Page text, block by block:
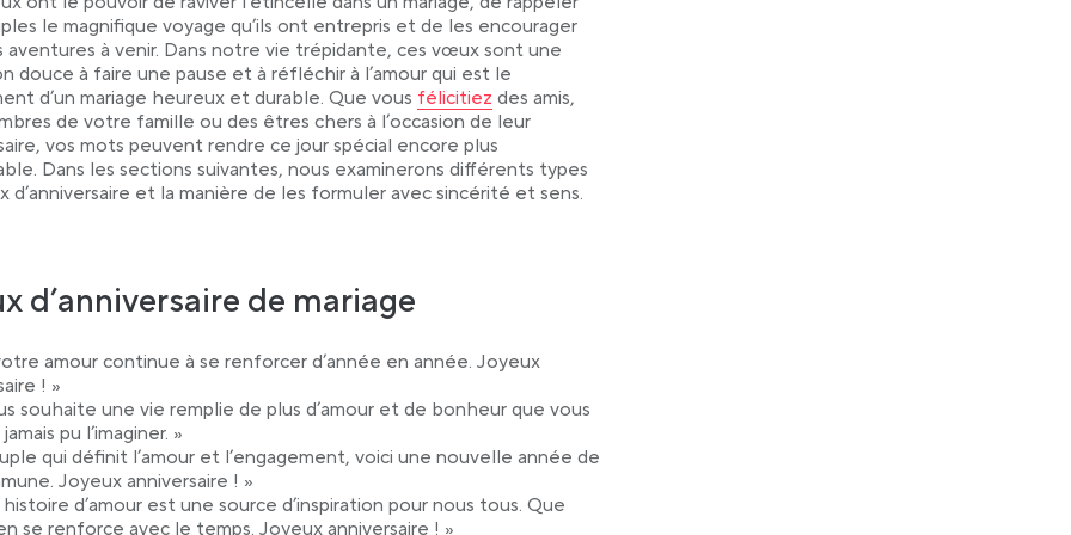
le magnifique voyage qu’ils ont entrepris et de les encourager
aventures à venir. Dans notre vie trépidante, ces vœux sont une
douce à faire une pause et à réfléchir à l’amour qui est le
d’un mariage heureux et durable. Que vous Link opens in a new tab
félicitiez des amis,
de votre famille ou des êtres chers à l’occasion de leur
vos mots peuvent rendre ce jour spécial encore plus
Dans les sections suivantes, nous examinerons différents types
d’anniversaire et la manière de les formuler avec sincérité et sens.
d’anniversaire de mariage
amour continue à se renforcer d’année en année. Joyeux
! »
souhaite une vie remplie de plus d’amour et de bonheur que vous
pu l’imaginer. »
qui définit l’amour et l’engagement, voici une nouvelle année de
Joyeux anniversaire ! »
d’amour est une source d’inspiration pour nous tous. Que
se renforce avec le temps. Joyeux anniversaire ! »